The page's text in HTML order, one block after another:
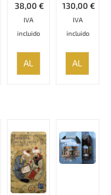
€
38,00
IVA
incluido
AL
CARRITO
€
130,00
IVA
incluido
AL
CARRITO